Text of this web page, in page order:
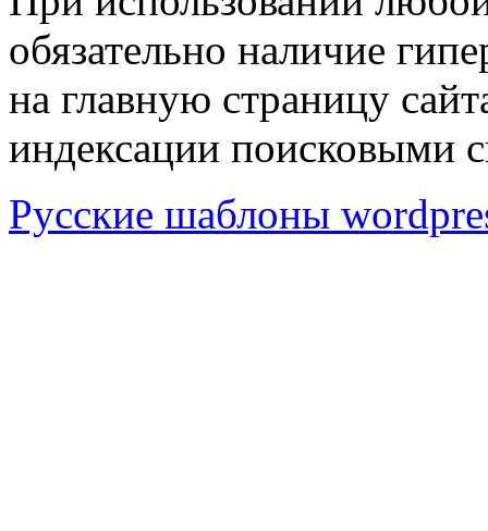
обязательно наличие
на главную страницу
индексации поисковыми
Русские шаблоны